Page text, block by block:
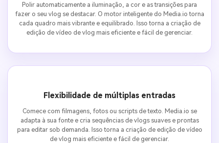
Polir automaticamente a iluminação, a cor e as transições para
fazer o seu vlog se destacar. O motor inteligente do Media.io torna
cada quadro mais vibrante e equilibrado. Isso torna a criação de
edição de vídeo de vlog mais eficiente e fácil de gerenciar.
Flexibilidade de múltiplas entradas
Comece com filmagens, fotos ou scripts de texto. Media.io se
adapta à sua fonte e cria sequências de vlogs suaves e prontas
para editar sob demanda. Isso torna a criação de edição de vídeo
de vlog mais eficiente e fácil de gerenciar.